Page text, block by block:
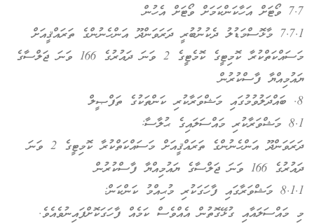
7.7 ވޯޓަށް އަހާކަންކަމަށް ވޯޓަށް އެހުން
7.7.1 މާޅޮސްމަޑުލު ދެކުނުބުރީ ދަރަވަންދޫ އަންހެނުންގެ ތަރައްޤީއަށް
މަސައްކަތްކުރާ ކޮމިޓީގެ ކޮމެޓީގެ 2 ވަނަ ދައުރުގެ 166 ވަނަ ޖަލްސާގެ
ޔައުމިއްޔާ ފާސްކުރުން
8. ބައްދަލުވުމުގައި މަޝްވަރާކުރި ކަންތަކުގެ ތަފްޞީލް
8.1 މަޝްވަރާކުރި މައްސަލައިގެ ޙުލާސާ:
ދަރަވަންދޫ އަންހެނުންގެ ތަރައްޤީއަށް މަސައްކަތްކުރާ ކޮމިޓީގެ 2 ވަނަ
ދައުރުގެ 166 ވަނަ ޖަލްސާގެ ޔައުމިއްޔާ ފާސްކުރުން
8.1.1 މަޝްވަރާގައި ފާހަގަކުރި މުޙިއްމު ކަންކަން:
މި މައްސަލައާއި ގުޅޭގޮތުން އެއްވެސް ކަމެއް ފާހަގަކޮށްފައިނުވެއެވެ.